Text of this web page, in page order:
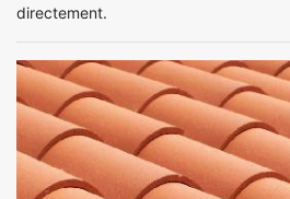
directement.